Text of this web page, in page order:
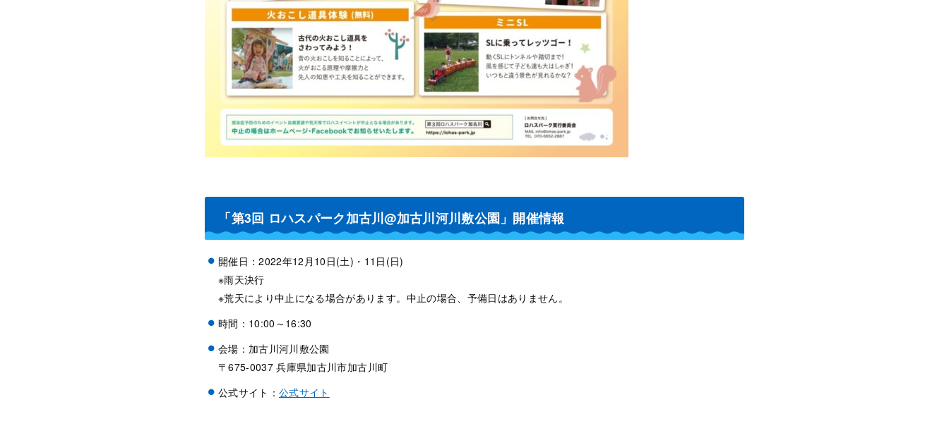
「第3回 ロハスパーク加古川@加古川河川敷公園」開催情報
開催日：2022年12月10日(土)・11日(日)
※雨天決行
※荒天により中止になる場合があります。中止の場合、予備日はありません。
時間：10:00～16:30
会場：加古川河川敷公園
〒675-0037 兵庫県加古川市加古川町
公式サイト： 公式サイト